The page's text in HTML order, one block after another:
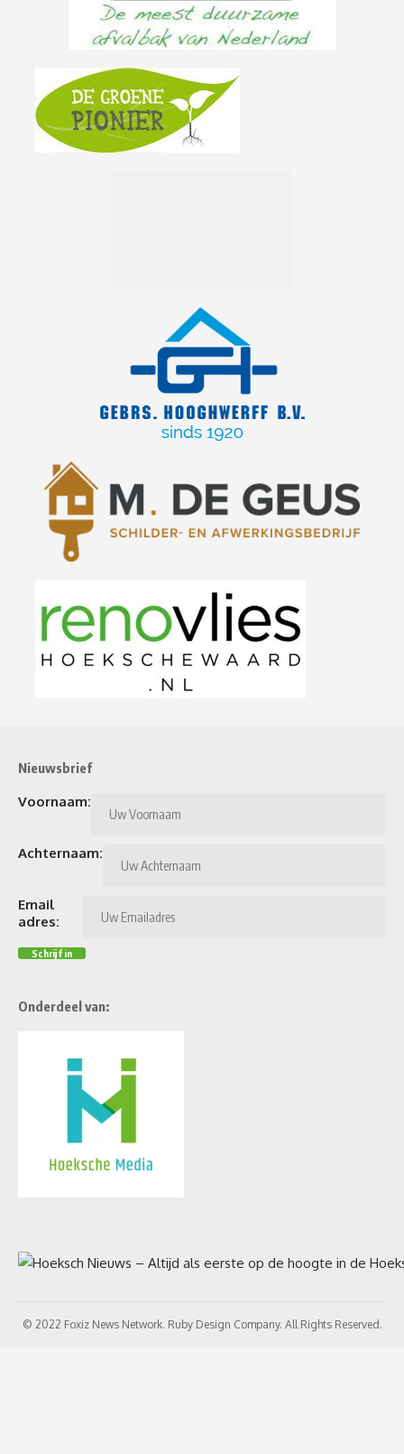
Nieuwsbrief
Voornaam:
Achternaam:
Email
adres:
Onderdeel van:
© 2022 Foxiz News Network. Ruby Design Company. All Rights Reserved.